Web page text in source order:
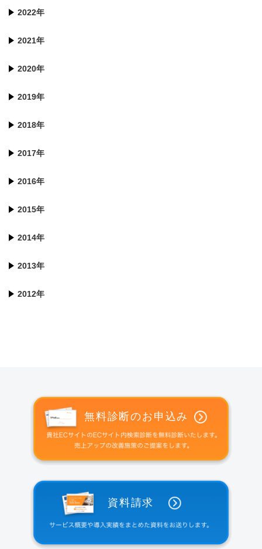
2022年
2021年
2020年
2019年
2018年
2017年
2016年
2015年
2014年
2013年
2012年
無料診断のお申込み
資料請求